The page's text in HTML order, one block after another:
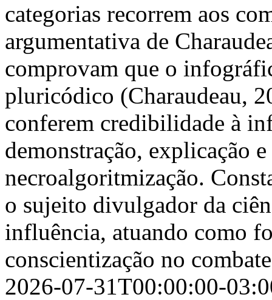
categorias recorrem aos
argumentativa de
comprovam que o
pluricódico (Charaudeau,
conferem credibilidade à
demonstração, explicação
necroalgoritmização.
o sujeito divulgador da
influência, atuando como
conscientização no
2026-07-31T00:00:00-